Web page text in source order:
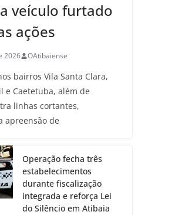
veículo furtado
ações
2026 OAtibaiense
bairros Vila Santa Clara,
e Caetetuba, além de
linhas cortantes,
apreensão de
Operação fecha três
estabelecimentos
durante fiscalização
integrada e reforça Lei
do Silêncio em Atibaia